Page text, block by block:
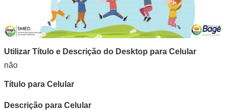
Utilizar Título e Descrição do Desktop para Celular
não
Título para Celular
Descrição para Celular